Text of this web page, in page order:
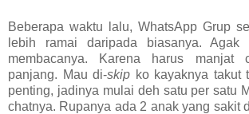
Beberapa waktu lalu, WhatsApp Grup
lebih ramai daripada biasanya. Agak
membacanya. Karena harus manjat
panjang. Mau di-skip ko kayaknya takut
penting, jadinya mulai deh satu per satu
chatnya. Rupanya ada 2 anak yang sakit